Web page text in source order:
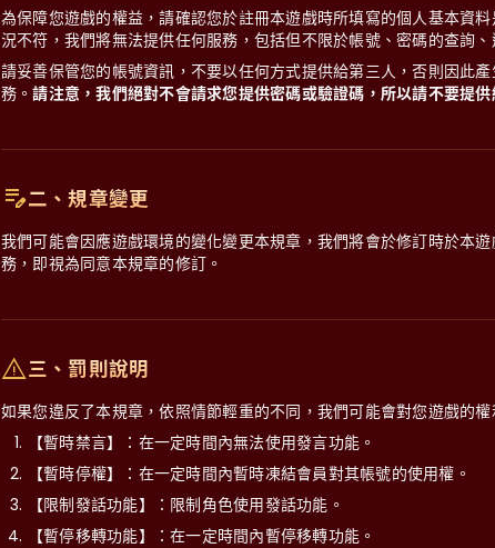
為保障您遊戲的權益，請確認您於註冊本遊戲時所填寫的個人基本資
況不符，我們將無法提供任何服務，包括但不限於帳號、密碼的查詢
請妥善保管您的帳號資訊，不要以任何方式提供給第三人，否則因此
務。請注意，我們絕對不會請求您提供密碼或驗證碼，所以請不要提供
edit_note二、規章變更
我們可能會因應遊戲環境的變化變更本規章，我們將會於修訂時於本
務，即視為同意本規章的修訂。
warning三、罰則說明
如果您違反了本規章，依照情節輕重的不同，我們可能會對您遊戲的權
【暫時禁言】：在一定時間內無法使用發言功能。
【暫時停權】：在一定時間內暫時凍結會員對其帳號的使用權。
【限制發話功能】：限制角色使用發話功能。
【暫停移轉功能】：在一定時間內暫停移轉功能。